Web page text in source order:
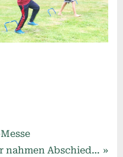
nahmen Abschied…